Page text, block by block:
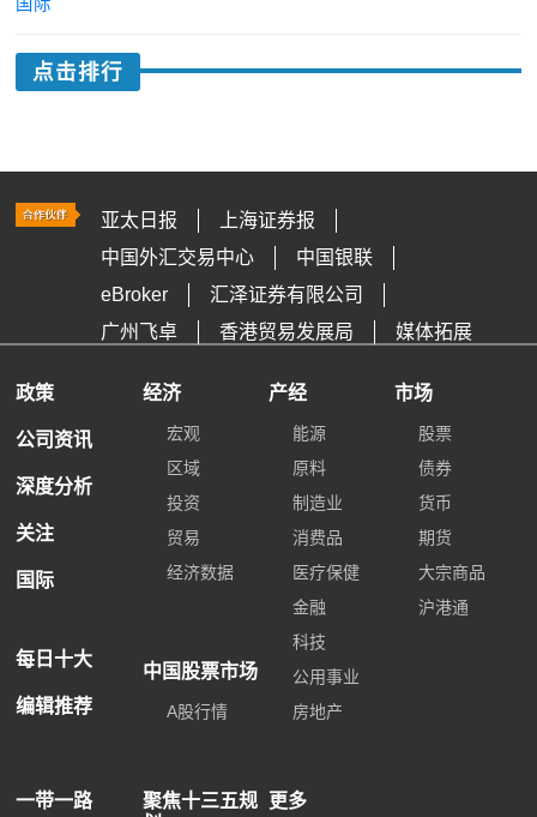
点击排行
亚太日报
上海证券报
中国外汇交易中心
中国银联
eBroker
汇泽证券有限公司
广州飞卓
香港贸易发展局 媒体拓展
政策
公司资讯
深度分析
关注
国际
每日十大
编辑推荐
经济
宏观
区域
投资
贸易
经济数据
中国股票市场
A股行情
产经
能源
原料
制造业
消费品
医疗保健
金融
科技
公用事业
房地产
市场
股票
债券
货币
期货
大宗商品
沪港通
一带一路
聚焦十三五规
更多